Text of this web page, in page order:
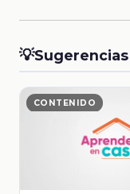
💡
CONTENIDO